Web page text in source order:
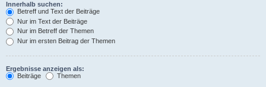
Innerhalb suchen:
Betreff und Text der Beiträge
Nur im Text der Beiträge
Nur im Betreff der Themen
Nur im ersten Beitrag der Themen
Ergebnisse anzeigen als:
Beiträge
Themen